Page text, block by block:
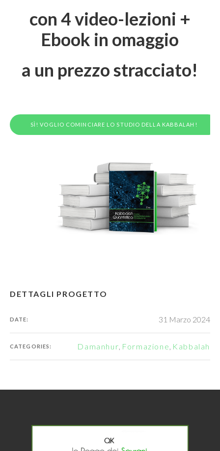
con 4 video-lezioni +
Ebook in omaggio
a un prezzo stracciato!
SÌ! VOGLIO COMINCIARE LO STUDIO DELLA KABBALAH!
DETTAGLI PROGETTO
DATE: 31 Marzo 2024
CATEGORIES: Damanhur, Formazione, Kabbalah